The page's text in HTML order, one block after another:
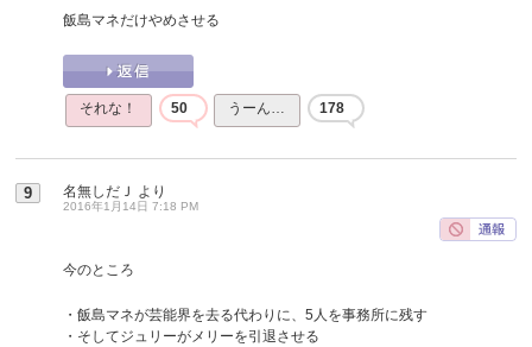
飯島マネだけやめさせる
それな！ 50 うーん… 178
9 名無しだＪ より
2016年1月14日 7:18 PM
今のところ
・飯島マネが芸能界を去る代わりに、5人を事務所に残す
・そしてジュリーがメリーを引退させる